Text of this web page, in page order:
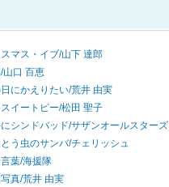
マス・イブ/山下 達郎
山口 百恵
にかえりたい/荒井 由実
イートピー/松田 聖子
シンドバッド/サザンオールスターズ
う虫のサンバ/チェリッシュ
葉/海援隊
真/荒井 由実